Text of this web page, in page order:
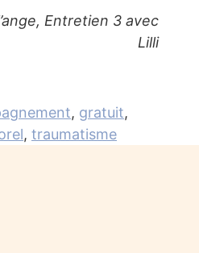
Entretien 3 avec
Lilli
, gratuit,
, traumatisme